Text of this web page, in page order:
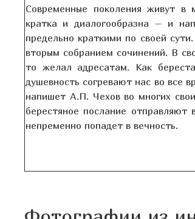
Современные поколения живут в
кратка и диалогообразна – и
предельно краткими по своей
вторым собранием сочинений. В
то желал адресатам. Как
душевность согревают нас во все
напишет А.П. Чехов во многих
берестяное послание
непременно попадет в вечность.